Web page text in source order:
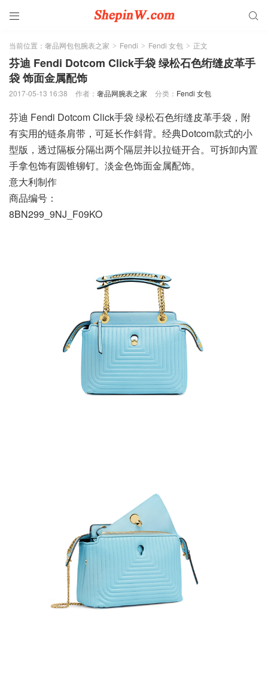
 
当前位置： 奢品网包包腕表之家 > Fendi > Fendi 女包 > 正文
芬迪 Fendi Dotcom Click手袋 绿松石色绗缝皮革手
袋 饰面金属配饰
2017-05-13 16:38 作者： 奢品网腕表之家 分类： Fendi 女包
芬迪 Fendi Dotcom Click手袋 绿松石色绗缝皮革手袋，附
有实用的链条肩带，可延长作斜背。经典Dotcom款式的小
型版，透过隔板分隔出两个隔层并以拉链开合。可拆卸内置
手拿包饰有圆锥铆钉。淡金色饰面金属配饰。
意大利制作
商品编号：
8BN299_9NJ_F09KO